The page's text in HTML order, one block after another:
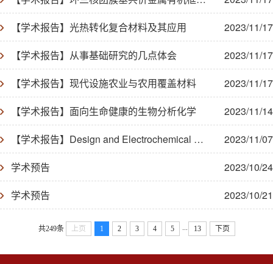
2023/11/17
【学术报告】光热转化复合材料及其应用
2023/11/17
【学术报告】从事基础研究的几点体会
2023/11/17
【学术报告】现代设施农业与农用覆盖材料
2023/11/14
【学术报告】面向生命健康的生物分析化学
2023/11/07
【学术报告】Design and Electrochemical Study of Nanomaterials for Clean Energy and Environmental Applications
2023/10/24
学术预告
2023/10/21
学术预告
共249条 上页 1 2 3 4 5 ... 13 下页